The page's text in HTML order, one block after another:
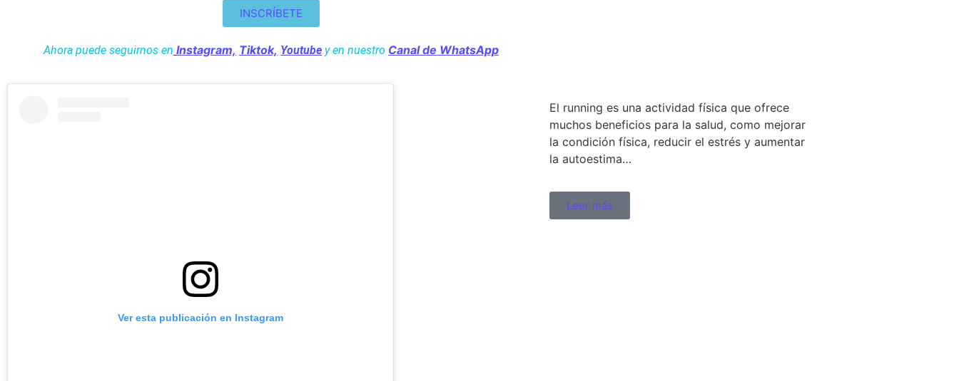
INSCRÍBETE
Ahora puede seguirnos en Instagram, Tiktok, Youtubey en nuestro Canal de WhatsApp
Ver esta publicación en Instagram
El running es una actividad física que ofrece
muchos beneficios para la salud, como mejorar
la condición física, reducir el estrés y aumentar
la autoestima…
Leer más